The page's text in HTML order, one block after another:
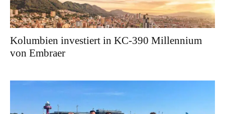
Kolumbien investiert in KC-390 Millennium
von Embraer